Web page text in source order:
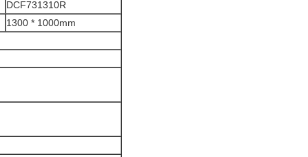
DCF731310R
1300 * 1000mm